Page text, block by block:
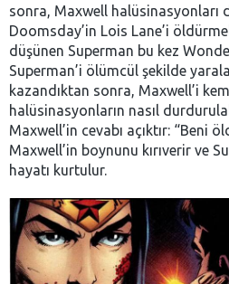
sonra, Maxwell halüsinasyonları
Doomsday’in Lois Lane’i
düşünen Superman bu kez
Superman’i ölümcül şekilde
kazandıktan sonra, Maxwell’i
halüsinasyonların nasıl
Maxwell’in cevabı açıktır: “Beni
Maxwell’in boynunu kırıverir ve
hayatı kurtulur.